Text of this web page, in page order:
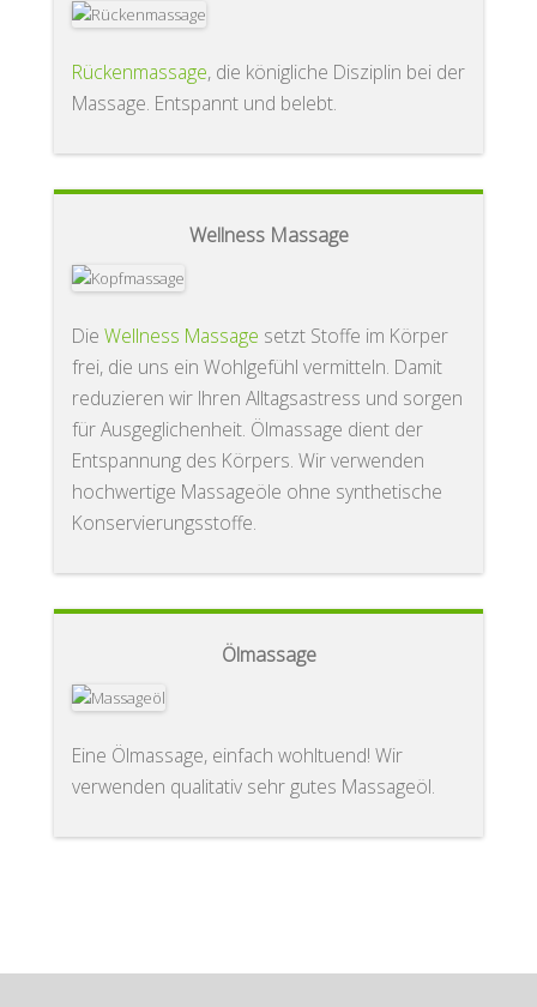
Rückenmassage, die königliche Disziplin bei der
Massage. Entspannt und belebt.
Wellness Massage
Die Wellness Massage setzt Stoffe im Körper
frei, die uns ein Wohlgefühl vermitteln. Damit
reduzieren wir Ihren Alltagsastress und sorgen
für Ausgeglichenheit. Ölmassage dient der
Entspannung des Körpers. Wir verwenden
hochwertige Massageöle ohne synthetische
Konservierungsstoffe.
Ölmassage
Eine Ölmassage, einfach wohltuend! Wir
verwenden qualitativ sehr gutes Massageöl.